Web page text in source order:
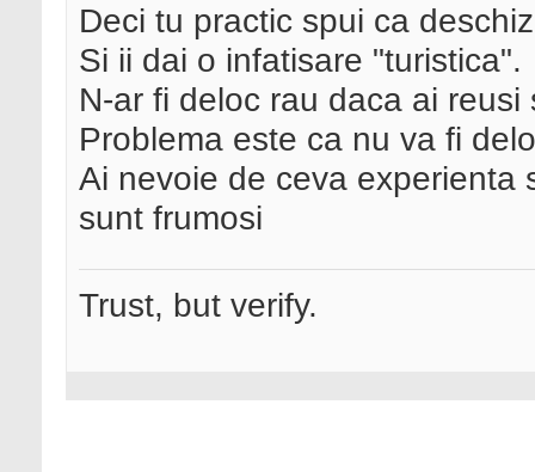
Deci tu practic spui ca
Si ii dai o infatisare "turistica".
N-ar fi deloc rau daca ai
Problema este ca nu va fi
Ai nevoie de ceva experienta
sunt frumosi
Trust, but verify.